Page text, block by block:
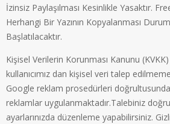
İzinsiz Paylaşılması Kesinlikle Yasaktır.
Herhangi Bir Yazının Kopyalanması
Başlatılacaktır.
Kişisel Verilerin Korunması Kanunu
kullanıcımız dan kişisel veri talep
Google reklam prosedürleri
reklamlar uygulanmaktadır.Talebiniz
ayarlarınızda düzenleme yapabilirsiniz.